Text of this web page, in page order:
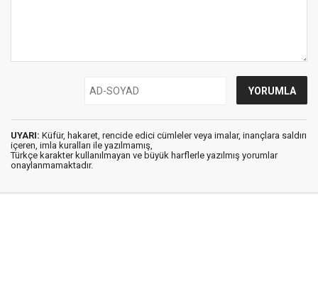
UYARI: Küfür, hakaret, rencide edici cümleler veya imalar, inançlara saldırı
içeren, imla kuralları ile yazılmamış,
Türkçe karakter kullanılmayan ve büyük harflerle yazılmış yorumlar
onaylanmamaktadır.